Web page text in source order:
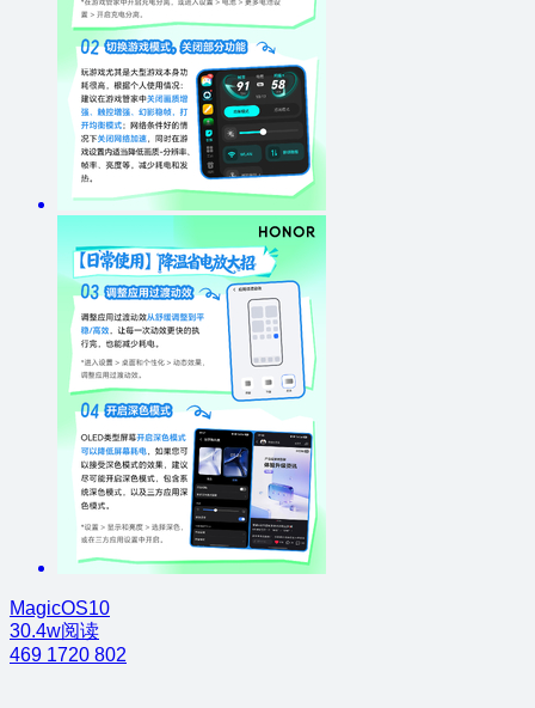
MagicOS10
30.4w阅读
469 1720 802